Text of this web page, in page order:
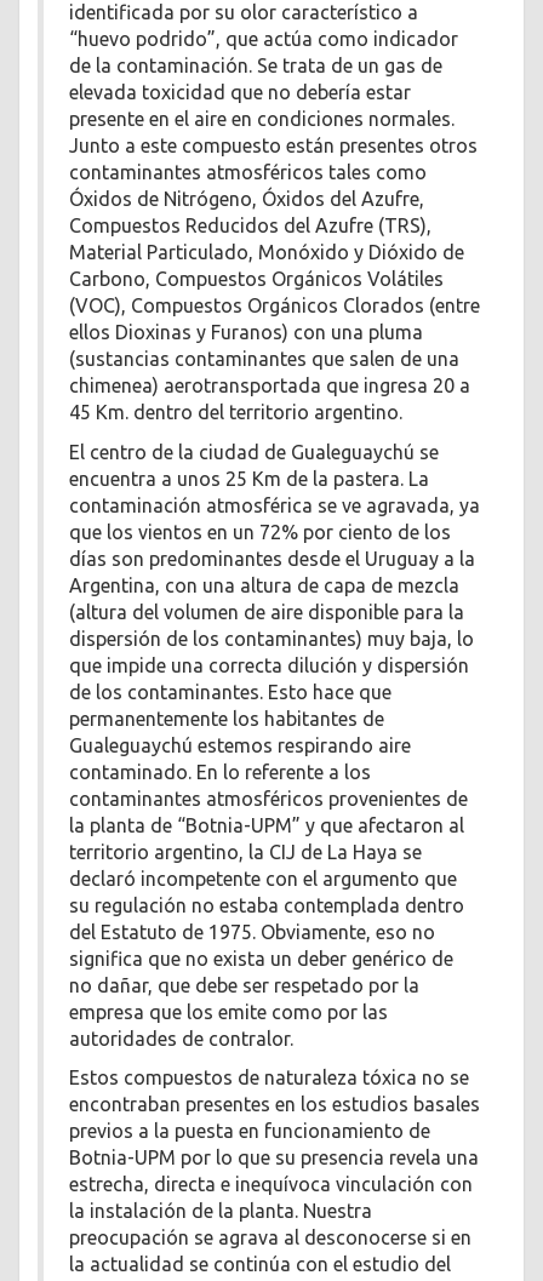
identificada por su olor característico a
“huevo podrido”, que actúa como indicador
de la contaminación. Se trata de un gas de
elevada toxicidad que no debería estar
presente en el aire en condiciones normales.
Junto a este compuesto están presentes otros
contaminantes atmosféricos tales como
Óxidos de Nitrógeno, Óxidos del Azufre,
Compuestos Reducidos del Azufre (TRS),
Material Particulado, Monóxido y Dióxido de
Carbono, Compuestos Orgánicos Volátiles
(VOC), Compuestos Orgánicos Clorados (entre
ellos Dioxinas y Furanos) con una pluma
(sustancias contaminantes que salen de una
chimenea) aerotransportada que ingresa 20 a
45 Km. dentro del territorio argentino.
El centro de la ciudad de Gualeguaychú se
encuentra a unos 25 Km de la pastera. La
contaminación atmosférica se ve agravada, ya
que los vientos en un 72% por ciento de los
días son predominantes desde el Uruguay a la
Argentina, con una altura de capa de mezcla
(altura del volumen de aire disponible para la
dispersión de los contaminantes) muy baja, lo
que impide una correcta dilución y dispersión
de los contaminantes. Esto hace que
permanentemente los habitantes de
Gualeguaychú estemos respirando aire
contaminado. En lo referente a los
contaminantes atmosféricos provenientes de
la planta de “Botnia-UPM” y que afectaron al
territorio argentino, la CIJ de La Haya se
declaró incompetente con el argumento que
su regulación no estaba contemplada dentro
del Estatuto de 1975. Obviamente, eso no
significa que no exista un deber genérico de
no dañar, que debe ser respetado por la
empresa que los emite como por las
autoridades de contralor.
Estos compuestos de naturaleza tóxica no se
encontraban presentes en los estudios basales
previos a la puesta en funcionamiento de
Botnia-UPM por lo que su presencia revela una
estrecha, directa e inequívoca vinculación con
la instalación de la planta. Nuestra
preocupación se agrava al desconocerse si en
la actualidad se continúa con el estudio del